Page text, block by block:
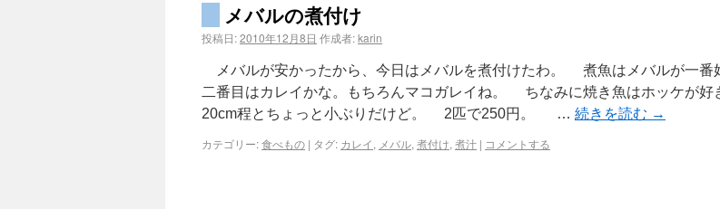
メバルの煮付け
投稿日:2010年12月8日 作成者:karin
メバルが安かったから、今日はメバルを煮付けたわ。 煮魚はメバルが一
二番目はカレイかな。もちろんマコガレイね。 ちなみに焼き魚はホッケが
20cm程とちょっと小ぶりだけど。 2匹で250円。 … 続きを読む →
カテゴリー:食べもの | タグ: カレイ, メバル, 煮付け, 煮汁 | コメントする